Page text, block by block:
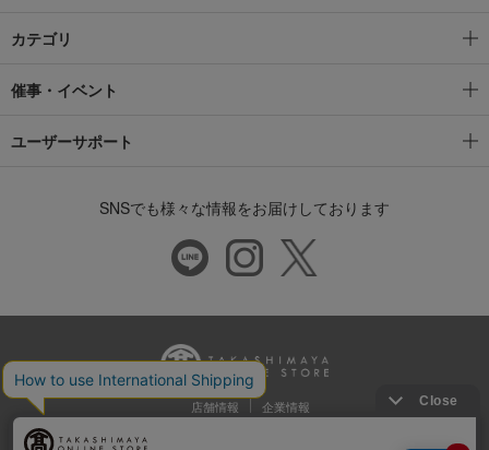
カテゴリ
催事・イベント
ユーザーサポート
SNSでも様々な情報をお届けしております
店舗情報 企業情報